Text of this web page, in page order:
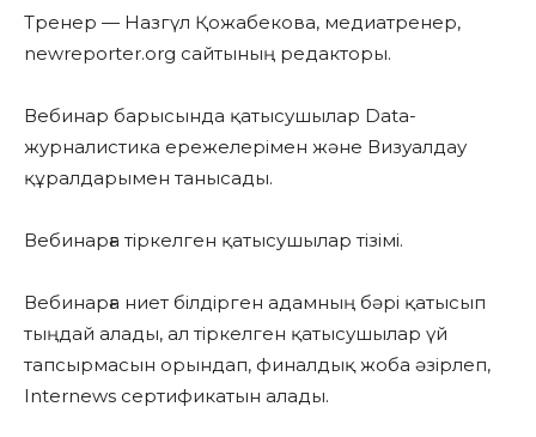
Тренер — Назгүл Қожабекова, медиатренер,
newreporter.org сайтының редакторы.
Вебинар барысында қатысушылар Data-
журналистика ережелерімен және Визуалдау
құралдарымен танысады.
Вебинарға тіркелген қатысушылар тізімі.
Вебинарға ниет білдірген адамның бәрі қатысып
тыңдай алады, ал тіркелген қатысушылар үй
тапсырмасын орындап, финалдық жоба әзірлеп,
Internews сертификатын алады.